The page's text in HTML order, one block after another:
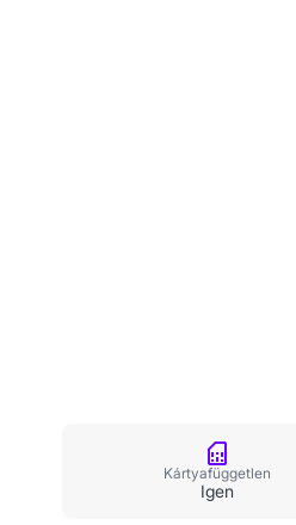
Kártyafüggetlen
Igen